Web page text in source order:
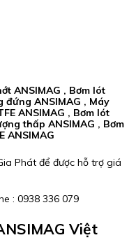
ANSIMAG , Bơm lót
đứng ANSIMAG , Máy
ANSIMAG , Bơm lót
thấp ANSIMAG , Bơm
ANSIMAG
Phát để được hỗ trợ giá
: 0938 336 079
Việt